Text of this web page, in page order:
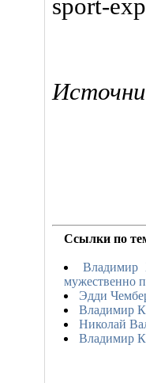
sport-
Ссылки по
Владимир
мужественно
Эдди
Владимир
Николай
Владимир